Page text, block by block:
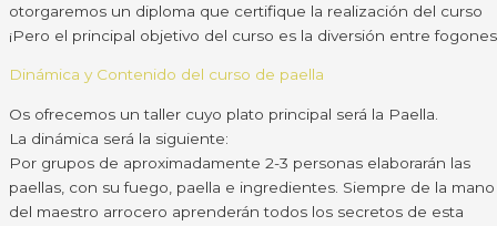
otorgaremos un diploma que certifique la realización del curso
¡Pero el principal objetivo del curso es la diversión entre
Dinámica y Contenido del curso de paella
Os ofrecemos un taller cuyo plato principal será la Paella.
La dinámica será la siguiente:
Por grupos de aproximadamente 2-3 personas elaborarán las
paellas, con su fuego, paella e ingredientes. Siempre de la mano
del maestro arrocero aprenderán todos los secretos de esta